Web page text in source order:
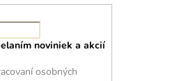
noviniek a akcií
osobných